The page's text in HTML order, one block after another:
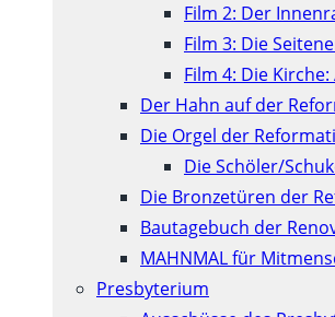
Film 2: Der
Film 3: Die
Film 4: Die
Der Hahn auf der
Die Orgel der
Die Schöler/
Die Bronzetüren der
Bautagebuch der
MAHNMAL für
Presbyterium